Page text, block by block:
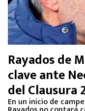
Rayados de
clave ante
del Clausura
En un inicio de